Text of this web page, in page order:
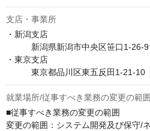
支店・事業所
・新潟支店
新潟県新潟市中央区笹口1-26-9
・東京支店
東京都品川区東五反田1-21-10　
就業場所/従事すべき業務の変更の範
■従事すべき業務の変更の範囲
変更の範囲：システム開発及び保守/